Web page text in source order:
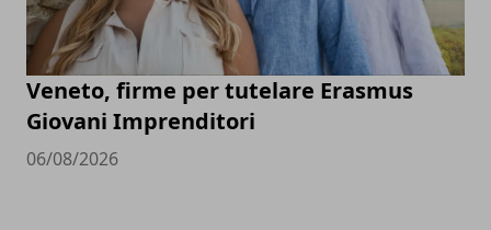
Veneto, firme per tutelare Erasmus
Giovani Imprenditori
06/08/2026